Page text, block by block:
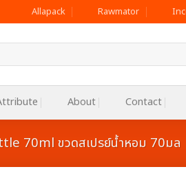
Allapack Rawmator
About Contact
70ml ขวดสเปรย์น้ำหอม 70มล